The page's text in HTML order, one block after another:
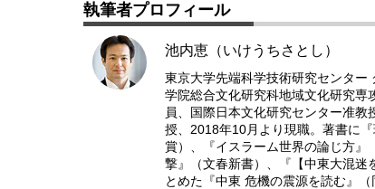
執筆者プロフィール
池内恵（いけうちさとし）
東京大学先端科学技術研究センタ
学院総合文化研究科地域文化研究専
員、国際日本文化研究センター准
授、2018年10月より現職。著書に
賞）、『イスラーム世界の論じ方
撃』（文春新書）、『【中東大混迷
とめた『中東 危機の震源を読む』